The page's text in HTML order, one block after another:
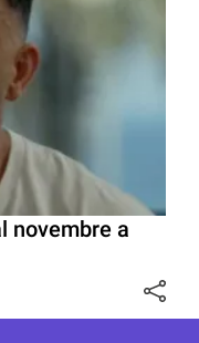
novembre a